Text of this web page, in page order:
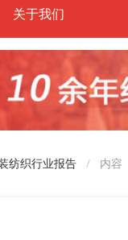
关于我们
纺织行业报告 内容